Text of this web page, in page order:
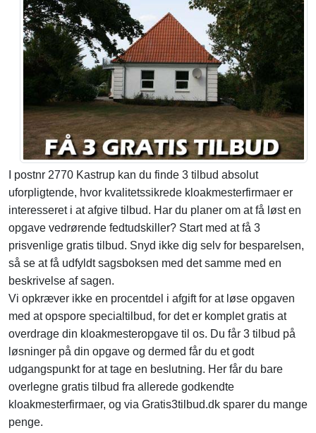
I postnr 2770 Kastrup kan du finde 3 tilbud absolut
uforpligtende, hvor kvalitetssikrede kloakmesterfirmaer er
interesseret i at afgive tilbud. Har du planer om at få løst en
opgave vedrørende fedtudskiller? Start med at få 3
prisvenlige gratis tilbud. Snyd ikke dig selv for besparelsen,
så se at få udfyldt sagsboksen med det samme med en
beskrivelse af sagen.
Vi opkræver ikke en procentdel i afgift for at løse opgaven
med at opspore specialtilbud, for det er komplet gratis at
overdrage din kloakmesteropgave til os. Du får 3 tilbud på
løsninger på din opgave og dermed får du et godt
udgangspunkt for at tage en beslutning. Her får du bare
overlegne gratis tilbud fra allerede godkendte
kloakmesterfirmaer, og via Gratis3tilbud.dk sparer du mange
penge.